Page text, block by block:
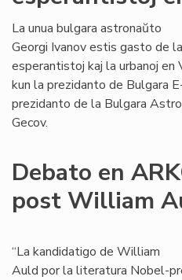
La unua bulgara astronaŭto
Georgi Ivanov estis gasto de la
esperantistoj kaj la urbanoj
kun la prezidanto de Bulgara
prezidanto de la Bulgara
Gecov.
Debato en
post William
“La kandidatigo de William
Auld por la literatura Nobel-